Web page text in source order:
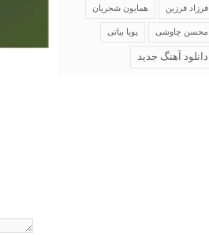
فرزاد فرزین همایون شجریان
محسن چاوشی پویا بیاتی
دانلود آهنگ جدید